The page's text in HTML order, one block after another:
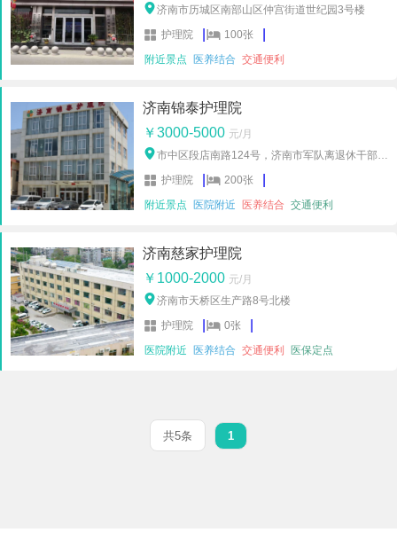
济南市历城区南部山区仲宫街道世纪园3号楼
 护理院  100张
附近景点 医养结合 交通便利
济南锦泰护理院
￥3000-5000 元/月
市中区段店南路124号，济南市军队离退休干部槐
 护理院  200张
附近景点 医院附近 医养结合 交通便利
济南慈家护理院
￥1000-2000 元/月
济南市天桥区生产路8号北楼
 护理院  0张
医院附近 医养结合 交通便利 医保定点
共5条 1